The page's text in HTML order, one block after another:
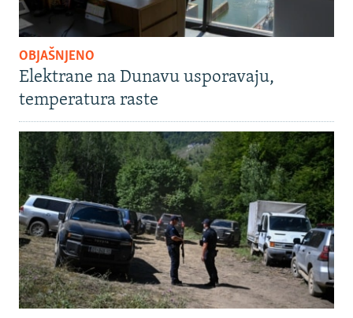
OBJAŠNJENO
Elektrane na Dunavu usporavaju,
temperatura raste